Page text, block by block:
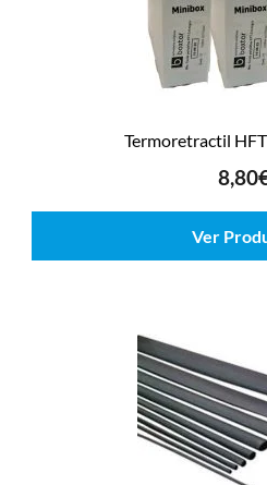
Termoretractil
8,80
Ver